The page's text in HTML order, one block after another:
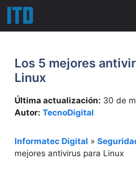
Saltar
contenido
Los 5 mejores
Linux
Última actualización: 30 de
Autor: TecnoDigital
Informatec Digital »
mejores antivirus para Linux